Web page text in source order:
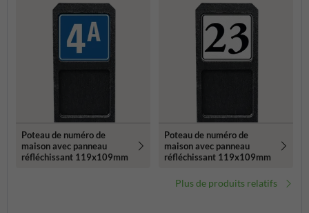
Poteau de numéro de
maison avec panneau
réfléchissant 119x109mm
Poteau de numéro de
maison avec panneau
réfléchissant 119x109mm
Plus de produits relatifs